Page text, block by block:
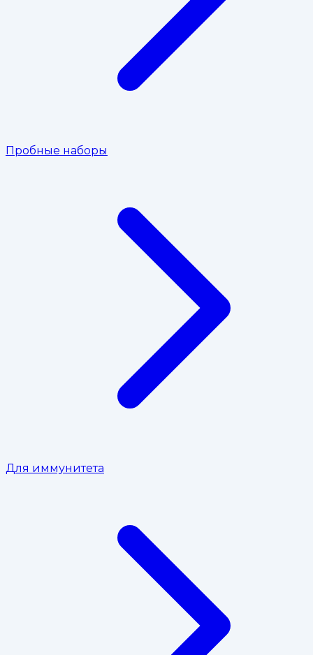
Пробные наборы
Для иммунитета